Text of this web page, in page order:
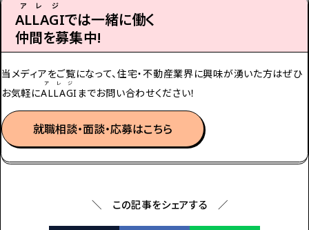
ALLAGI
アレジ
では一緒に働く
仲間を募集中!
当メディアをご覧になって、住宅・不動産業界に興味が湧いた方はぜひ
お気軽にALLAGI
アレジ
までお問い合わせください！
就職相談・面談・応募はこちら
＼ この記事をシェアする ／